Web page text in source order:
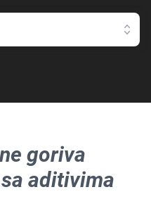
goriva
aditivima